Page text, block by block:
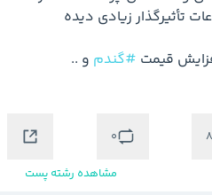
#گندم
0
مشاهده رشته پست